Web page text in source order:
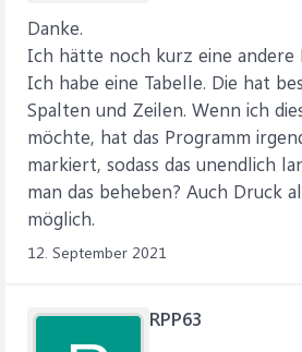
Danke.
Ich hätte noch kurz eine andere
Ich habe eine Tabelle. Die hat
Spalten und Zeilen. Wenn ich
möchte, hat das Programm
markiert, sodass das unendlich
man das beheben? Auch Druck
möglich.
12. September 2021
RPP63